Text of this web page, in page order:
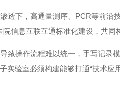
透下，高通量测序、PCR等前沿
信息互联互通标准化建设，共同
致操作流程难以统一，手写记录
验室必须构建能够打通“技术应